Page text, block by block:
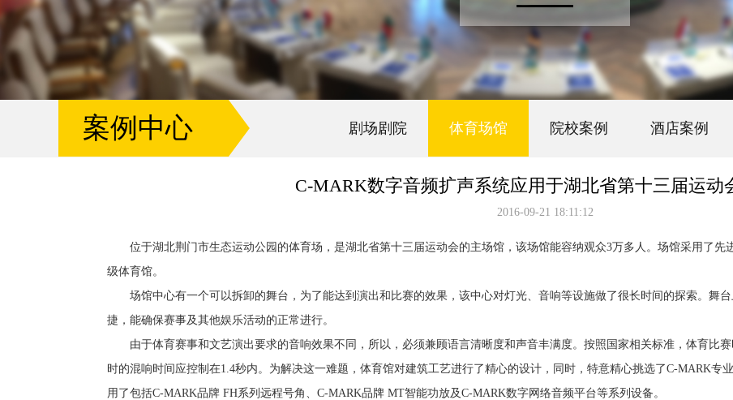
案例中心 剧场剧院 体育场馆 院校案例 酒店案例
C-MARK数字音频扩声系统应用于湖北省第十三届运动
2016-09-21 18:11:12
位于湖北荆门市生态运动公园的体育场，是湖北省第十三届运动会的主场馆，该场馆能容纳观众3万多人。场馆采用了先
级体育馆。
场馆中心有一个可以拆卸的舞台，为了能达到演出和比赛的效果，该中心对灯光、音响等设施做了很长时间的探索。舞
捷，能确保赛事及其他娱乐活动的正常进行。
由于体育赛事和文艺演出要求的音响效果不同，所以，必须兼顾语言清晰度和声音丰满度。按照国家相关标准，体育比赛
时的混响时间应控制在1.4秒内。为解决这一难题，体育馆对建筑工艺进行了精心的设计，同时，特意精心挑选了C-MARK专
用了包括C-MARK品牌 FH系列远程号角、C-MARK品牌 MT智能功放及C-MARK数字网络音频平台等系列设备。